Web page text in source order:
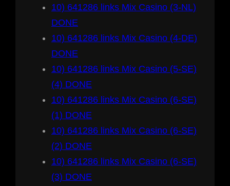
10) 641286 links Mix Casino (3-NL)
DONE
10) 641286 links Mix Casino (4-DE)
DONE
10) 641286 links Mix Casino (5-SE)
(4) DONE
10) 641286 links Mix Casino (6-SE)
(1) DONE
10) 641286 links Mix Casino (6-SE)
(2) DONE
10) 641286 links Mix Casino (6-SE)
(3) DONE